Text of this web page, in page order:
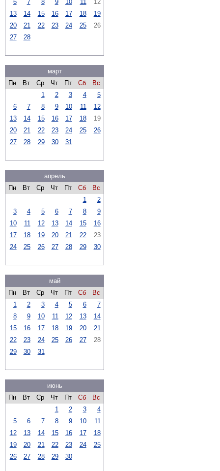
6 7 8 9 10 11
12
13
14 15 16 17 18
19
20
21 22 23 24 25
26
27
28
март
Пн
Вт Ср Чт Пт Сб
Вс
1
2 3 4
5
6
7 8 9 10 11
12
13
14 15 16 17 18
19
20
21 22 23 24 25
26
27
28 29 30 31
апрель
Пн
Вт Ср Чт Пт Сб
Вс
1
2
3
4 5 6 7 8
9
10
11 12 13 14 15
16
17
18 19 20 21 22
23
24
25 26 27 28 29 30
май
Пн
Вт Ср Чт Пт Сб
Вс
1
2 3 4 5 6
7
8
9 10 11 12 13
14
15
16 17 18 19 20
21
22
23 24 25 26 27
28
29
30 31
июнь
Пн
Вт Ср Чт Пт Сб
Вс
1
2 3
4
5
6 7 8 9 10
11
12
13 14 15 16 17
18
19
20 21 22 23 24
25
26
27 28 29 30